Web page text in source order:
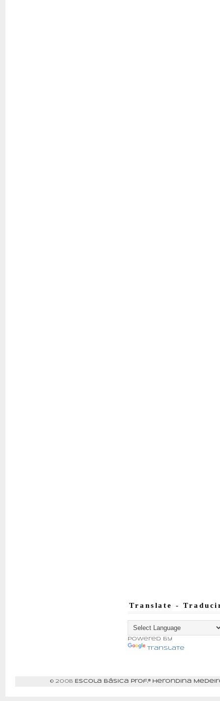
Translate -
Powered by
Translate
© 2008 Escola Básica Prof.ª Herondina